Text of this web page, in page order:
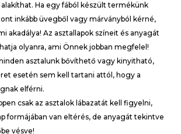
Ha egy fából készült termékünk
inkább üvegből vagy márványból kérné,
akadálya! Az asztallapok színeit és anyagát
olyanra, ami Önnek jobban megfelel!
asztalunk bővíthető vagy kinyitható,
esetén sem kell tartani attól, hogy a
elférni.
csak az asztalok lábazatát kell figyelni,
formájában van eltérés, de anyagát tekintve
vésve!